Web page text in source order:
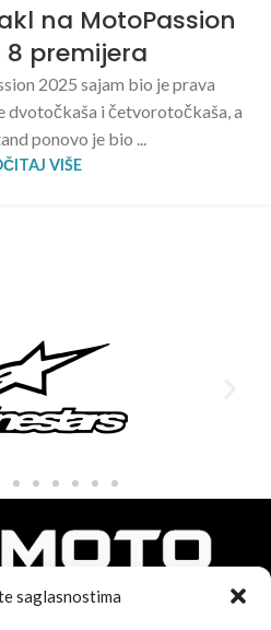
saglasnostima
na MotoPassion
8 premijera
2025 sajam bio je prava
dvotočkaša i četvorotočkaša, a
ponovo je bio ...
VIŠE